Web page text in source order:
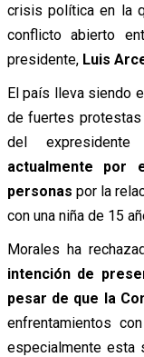
crisis política en la
conflicto abierto
presidente, Luis
El país lleva siendo
de fuertes
del expresidente
actualmente por
personas por la
con una niña de 15
Morales ha
intención de
pesar de que la
enfrentamientos
especialmente esta